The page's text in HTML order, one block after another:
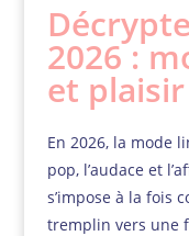
2026 :
et plaisir
En 2026, la mode
pop, l’audace et
s’impose à la fois
tremplin vers une